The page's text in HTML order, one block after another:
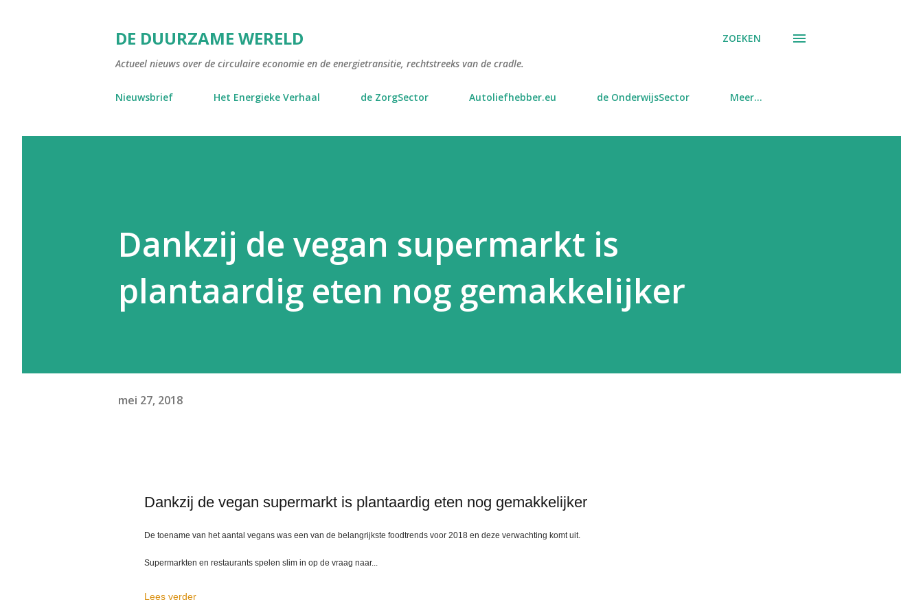
DE DUURZAME WERELD
Actueel nieuws over de circulaire economie en de energietransitie, rechtstreeks van de cradle.
ZOEKEN
Nieuwsbrief Het Energieke Verhaal de ZorgSector Autoliefhebber.eu de OnderwijsSector Meer…
Dankzij de vegan supermarkt is
plantaardig eten nog gemakkelijker
mei 27, 2018
Dankzij de vegan supermarkt is plantaardig eten nog gemakkelijker
De toename van het aantal vegans was een van de belangrijkste foodtrends voor 2018 en deze verwachting komt uit.
Supermarkten en restaurants spelen slim in op de vraag naar...
Lees verder